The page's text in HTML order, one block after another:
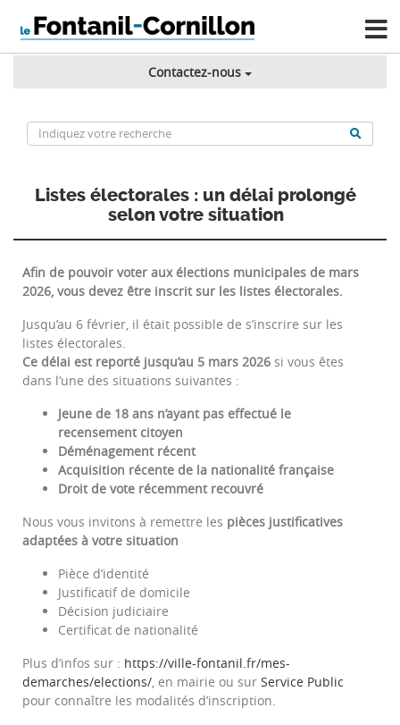
Contactez-nous
Listes électorales : un délai prolongé
selon votre situation
Afin de pouvoir voter aux élections municipales de mars
2026, vous devez être inscrit sur les listes électorales.
Jusqu’au 6 février, il était possible de s’inscrire sur les
listes électorales.
Ce délai est reporté jusqu’au 5 mars 2026 si vous êtes
dans l’une des situations suivantes :
Jeune de 18 ans n’ayant pas effectué le
recensement citoyen
Déménagement récent
Acquisition récente de la nationalité française
Droit de vote récemment recouvré
Nous vous invitons à remettre les pièces justificatives
adaptées à votre situation
Pièce d’identité
Justificatif de domicile
Décision judiciaire
Certificat de nationalité
Plus d’infos sur : https://ville-fontanil.fr/mes-
demarches/elections/, en mairie ou sur Service Public
pour connaître les modalités d’inscription.